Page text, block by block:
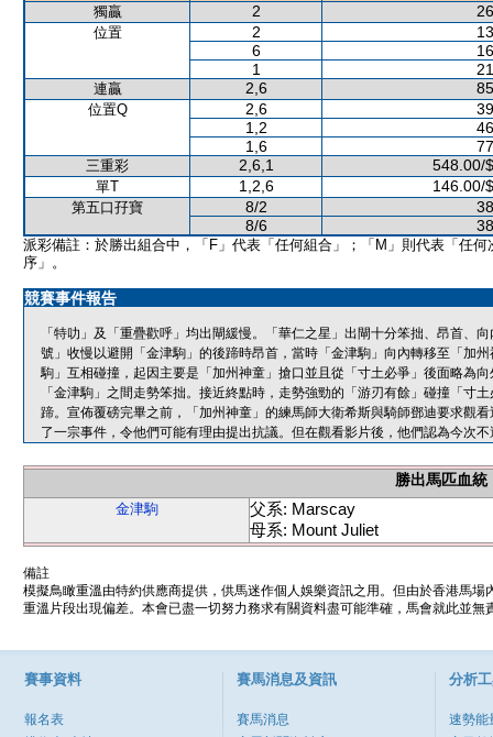
獨贏
2
位置 2
6
1
連贏 2,6
位置Q 2,6
1,2
1,6
三重彩 2,6,1 548.00/
單T 1,2,6 146.00/
第五口孖寶 8/2
8/6
派彩備註：於勝出組合中，「F」代表「任何組合」；「M」則代表「任何
序」。
競賽事件報告
「特叻」及「重疊歡呼」均出閘緩慢。「華仁之星」出閘十分笨拙、昂首、
號」收慢以避開「金津駒」的後蹄時昂首，當時「金津駒」向內轉移至「加
駒」互相碰撞，起因主要是「加州神童」搶口並且從「寸土必爭」後面略為
「金津駒」之間走勢笨拙。接近終點時，走勢強勁的「游刃有餘」碰撞「寸
蹄。宣佈覆磅完畢之前，「加州神童」的練馬師大衛希斯與騎師鄧迪要求觀
了一宗事件，令他們可能有理由提出抗議。但在觀看影片後，他們認為今次
勝出馬匹血統
金津駒
父系: Marscay
母系: Mount Juliet
備註
模擬鳥瞰重溫由特約供應商提供，供馬迷作個人娛樂資訊之用。但由於香港馬
重溫片段出現偏差。本會已盡一切努力務求有關資料盡可能準確，馬會就此並
賽事資料
報名表
賽馬消息及資訊
賽馬消息
分析
速勢能